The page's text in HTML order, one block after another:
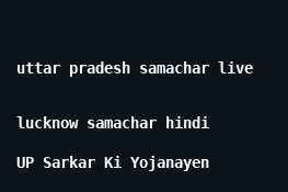
uttar pradesh samachar live
lucknow samachar hindi
UP Sarkar Ki Yojanayen